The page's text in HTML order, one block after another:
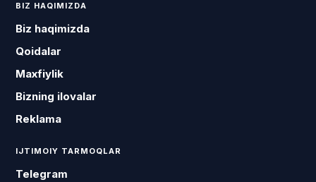
BIZ HAQIMIZDA
Biz haqimizda
Qoidalar
Maxfiylik
Bizning ilovalar
Reklama
IJTIMOIY TARMOQLAR
Telegram